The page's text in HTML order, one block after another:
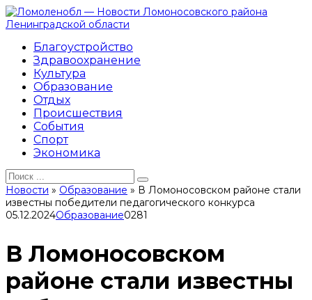
Перейти
к
Благоустройство
Здравоохранение
Культура
Образование
Отдых
Происшествия
События
Спорт
Экономика
Search
for:
Новости » Образование » В Ломоносовском районе стали
известны победители педагогического конкурса
05.12.2024Образование0281
В Ломоносовском
районе стали известны